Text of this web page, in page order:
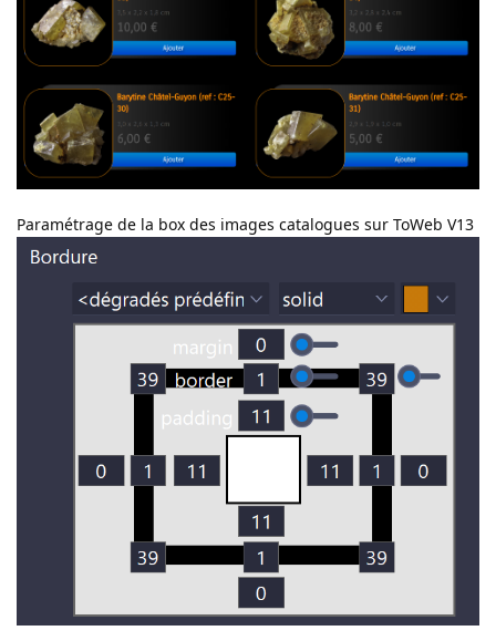
Paramétrage de la box des images catalogues sur ToWeb V13